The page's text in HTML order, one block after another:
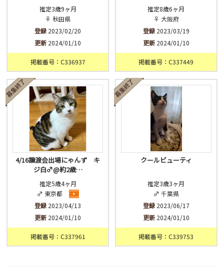
推定3歳9ヶ月
♀ 秋田県
登録 2023/02/20
更新 2024/01/10
掲載番号：C336937
推定8歳6ヶ月
♀ 大阪府
登録2023/03/19
更新2024/01/10
掲載番号：C337449
4/16譲渡会出場にゃんず キ
ジ白♂@約2歳…
推定5歳4ヶ月
♂ 東京都
登録 2023/04/13
更新 2024/01/10
掲載番号：C337961
クールビューティ
推定3歳3ヶ月
♂ 千葉県
登録2023/06/17
更新2024/01/10
掲載番号：C339753